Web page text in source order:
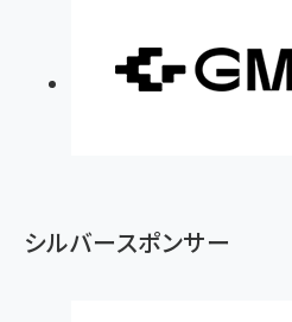
シルバースポンサー